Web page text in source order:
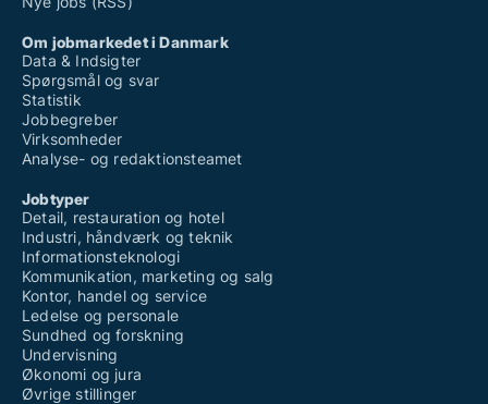
Om jobmarkedet i Danmark
Data & Indsigter
Spørgsmål og svar
Statistik
Jobbegreber
Virksomheder
Analyse- og redaktionsteamet
Jobtyper
Detail, restauration og hotel
Industri, håndværk og teknik
Informationsteknologi
Kommunikation, marketing og salg
Kontor, handel og service
Ledelse og personale
Sundhed og forskning
Undervisning
Økonomi og jura
Øvrige stillinger